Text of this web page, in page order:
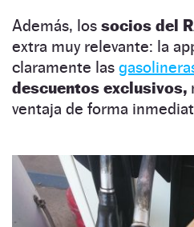
Además, los socios del
extra muy relevante: la
claramente las
descuentos exclusivos,
ventaja de forma